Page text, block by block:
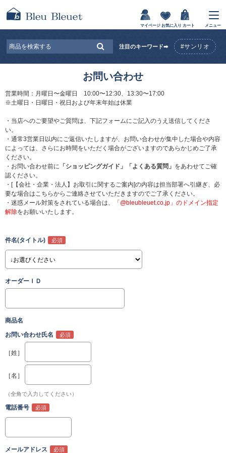
マイページ お気に入り カート メニュー
注目のキーワード➡ #サンリオ
お問い合わせ
営業時間：月曜日〜金曜日 10:00〜12:30、13:30〜17:00
※土曜日・日曜日・祝日および年末年始は休業
・当店へのご要望やご質問は、下記フォームにご記入のうえ送信してくださ
い。
・通常3営業日以内にご返信いたしますが、お問い合わせが集中した場合や内容
によっては、さらにお時間をいただく場合がございますのであらかじめご了承
ください。
・お問い合わせ前に 「ショッピングガイド」 「よくある質問」 をあわせてご確
認ください。
・[【会社・企業・法人】お取引に関するご案内]の内容は担当部署へ引継ぎ、必
要な場合はこちらからご連絡させていただきますのでご了承ください。
・迷惑メール対策をされている場合は、
「@bleubleuet.co.jp」のドメイン指定
解除をお願いいたします。
件名(タイトル)
オーダーＩＤ
商品名
お問い合わせ氏名
［姓］
［名］
（全角で入力してください）
電話番号
メールアドレス